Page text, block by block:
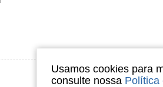
Ver Mais Avaliações
Usamos cookies para
consulte nossa Política